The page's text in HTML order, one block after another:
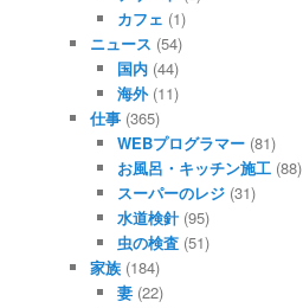
カフェ (1)
ニュース (54)
国内(44)
海外(11)
仕事 (365)
WEBプログラマー(81)
お風呂・キッチン施工(88)
スーパーのレジ(31)
水道検針(95)
虫の検査(51)
家族 (184)
妻(22)